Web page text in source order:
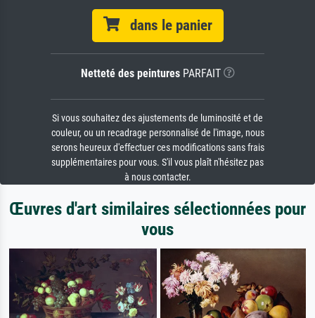
dans le panier
Netteté des peinturesPARFAIT
Si vous souhaitez des ajustements de luminosité et de
couleur, ou un recadrage personnalisé de l'image, nous
serons heureux d'effectuer ces modifications sans frais
supplémentaires pour vous. S'il vous plaît n'hésitez pas
à nous contacter.
Œuvres d'art similaires sélectionnées pour
vous